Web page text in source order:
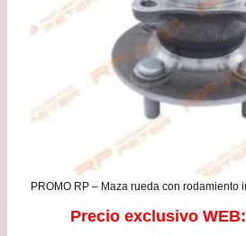
Precio exclusivo WEB: